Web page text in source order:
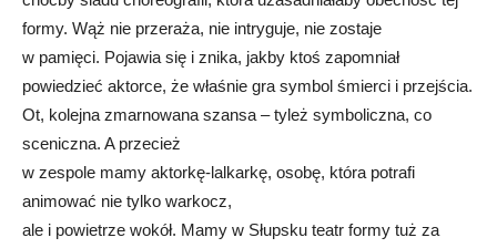
formy. Wąż nie przeraża, nie intryguje, nie zostaje
w pamięci. Pojawia się i znika, jakby ktoś zapomniał
powiedzieć aktorce, że właśnie gra symbol śmierci i przejścia.
Ot, kolejna zmarnowana szansa – tyleż symboliczna, co
sceniczna. A przecież
w zespole mamy aktorkę-lalkarkę, osobę, która potrafi
animować nie tylko warkocz,
ale i powietrze wokół. Mamy w Słupsku teatr formy tuż za